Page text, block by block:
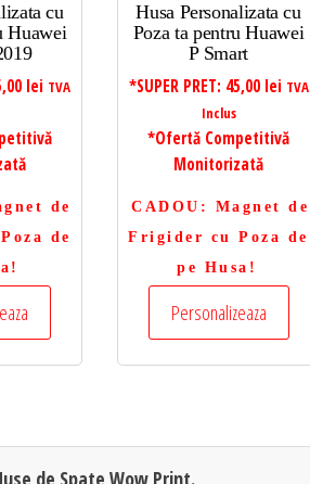
cu
Huawei
lei TVA
de
de
Husa Personalizata cu
Poza ta pentru Huawei
P Smart
*SUPER PRET: 45,00 lei TVA
Inclus
*Ofertă Competitivă
Monitorizată
CADOU : Magnet de
Frigider cu Poza de
pe Husa!
Personalizeaza
de Spate Wow Print.